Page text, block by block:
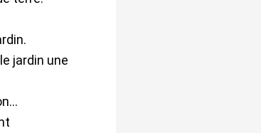
jardin une